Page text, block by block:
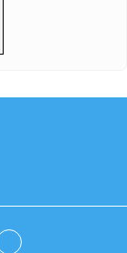
u Kelnu, provjerava
udaru: "To je
prijetio joj i